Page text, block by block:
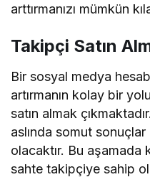
arttırmanızı mümkün
Takipçi Satın
Bir sosyal medya
artırmanın kolay bir
satın almak
aslında somut sonuçlar
olacaktır. Bu aşamada
sahte takipçiye sahip